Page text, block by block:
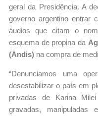
geral da Presidência. A
governo argentino entrar
áudios que citam o
esquema de propina da
(Andis) na compra de
“Denunciamos uma
desestabilizar o país em
privadas de Karina
gravadas,